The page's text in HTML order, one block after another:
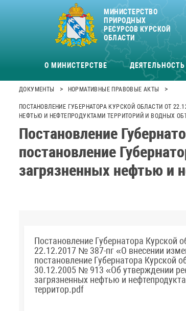
МИНИСТЕРСТВО
ПРИРОДНЫХ
РЕСУРСОВ КУРСКОЙ
ОБЛАСТИ
О МИНИСТЕРСТВЕ ДЕЯТЕЛЬНОСТЬ
ДОКУМЕНТЫ > НОРМАТИВНЫЕ ПРАВОВЫЕ АКТЫ >
ПОСТАНОВЛЕНИЕ ГУБЕРНАТОРА КУРСКОЙ ОБЛАСТИ ОТ
НЕФТЬЮ И НЕФТЕПРОДУКТАМИ ТЕРРИТОРИЙ И ВОДНЫХ
Постановление
постановление
загрязненных нефтью и
Постановление Губернатора Курской
22.12.2017 № 387-пг «О внесении
постановление Губернатора Курской
30.12.2005 № 913 «Об утверждении
загрязненных нефтью и
территор.pdf